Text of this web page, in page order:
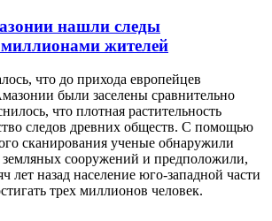
нашли следы
жителей
что до прихода европейцев
были заселены сравнительно
что плотная растительность
следов древних обществ. С помощью
сканирования ученые обнаружили
земляных сооружений и предположили,
лет назад население юго-западной части
трех миллионов человек.